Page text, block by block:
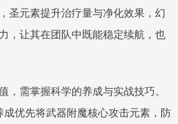
圣元素提升治疗量与净化效果，幻
，让其在团队中既能稳定续航，也
，需掌握科学的养成与实战技巧。
优先将武器附魔核心攻击元素，防